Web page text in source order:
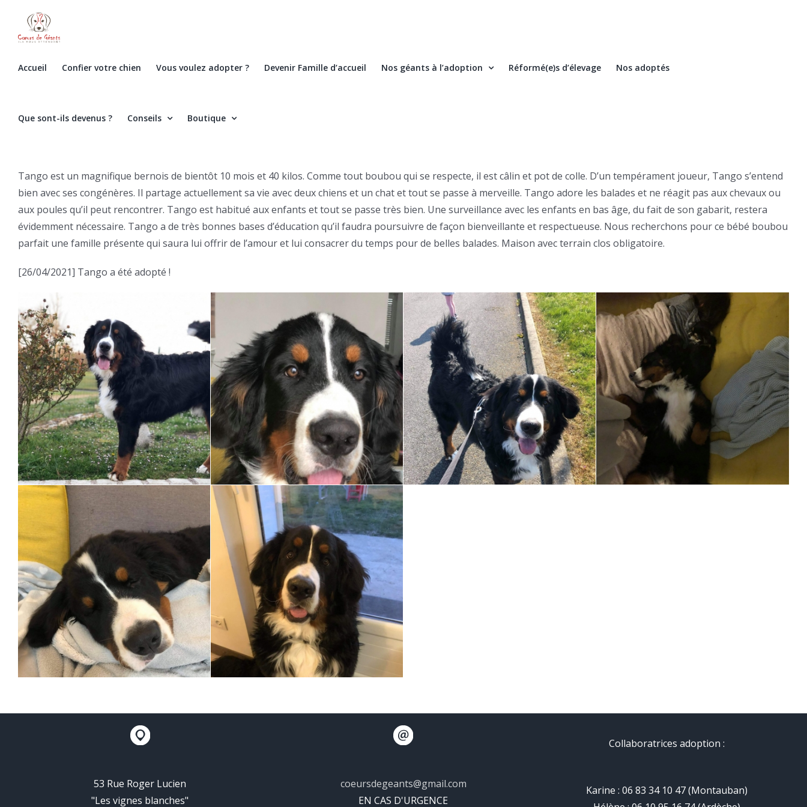
content
Accueil Confier votre chien Vous voulez adopter ? Devenir Famille d’accueil Nos géants à l’adoption Réformé(e)s d’élevage Nos adoptés
Que sont-ils devenus ? Conseils Boutique
Tango est un magnifique bernois de bientôt 10 mois et 40 kilos. Comme tout boubou qui se respecte, il est câlin et pot de colle. D’un tempérament joueur, Tango s’entend
bien avec ses congénères. Il partage actuellement sa vie avec deux chiens et un chat et tout se passe à merveille. Tango adore les balades et ne réagit pas aux chevaux ou
aux poules qu’il peut rencontrer. Tango est habitué aux enfants et tout se passe très bien. Une surveillance avec les enfants en bas âge, du fait de son gabarit, restera
évidemment nécessaire. Tango a de très bonnes bases d’éducation qu’il faudra poursuivre de façon bienveillante et respectueuse. Nous recherchons pour ce bébé boubou
parfait une famille présente qui saura lui offrir de l’amour et lui consacrer du temps pour de belles balades. Maison avec terrain clos obligatoire.
[26/04/2021] Tango a été adopté !
53 Rue Roger Lucien
"Les vignes blanches"
coeursdegeants@gmail.com
EN CAS D'URGENCE
Collaboratrices adoption :
Karine : 06 83 34 10 47 (Montauban)